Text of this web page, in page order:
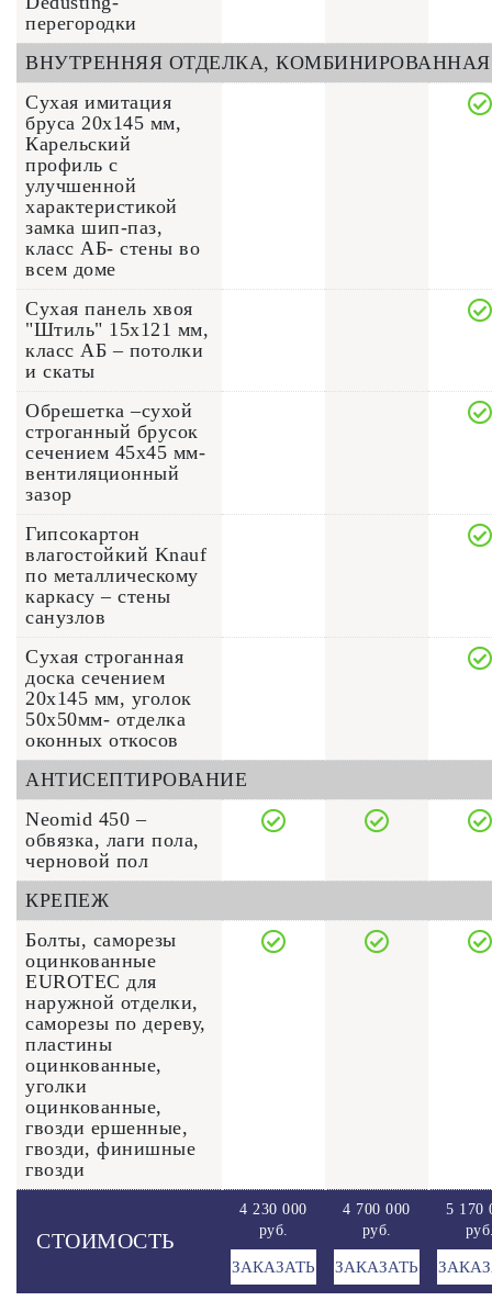
перегородки
ВНУТРЕННЯЯ ОТДЕЛКА, КОМБИНИРОВАННАЯ
Сухая имитация
бруса 20х145 мм,
Карельский
профиль с
улучшенной
характеристикой
замка шип-паз,
класс АБ- стены во
всем доме
Сухая панель хвоя
"Штиль" 15x121 мм,
класс АБ – потолки
и скаты
Обрешетка –сухой
строганный брусок
сечением 45x45 мм-
вентиляционный
зазор
Гипсокартон
влагостойкий Knauf
по металлическому
каркасу – стены
санузлов
Сухая строганная
доска сечением
20x145 мм, уголок
50х50мм- отделка
оконных откосов
АНТИСЕПТИРОВАНИЕ
Neomid 450 –
обвязка, лаги пола,
черновой пол
КРЕПЕЖ
Болты, саморезы
оцинкованные
EUROTEC для
наружной отделки,
саморезы по дереву,
пластины
оцинкованные,
уголки
оцинкованные,
гвозди ершенные,
гвозди, финишные
гвозди
СТОИМОСТЬ
4 230 000
руб.
ЗАКАЗАТЬ
4 700 000
руб.
ЗАКАЗАТЬ
5 170